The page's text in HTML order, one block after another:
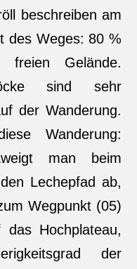
beschreiben am
des Weges: 80 %
Gelände.
sind sehr
der Wanderung.
Wanderung:
man beim
Lechepfad ab,
Wegpunkt (05)
Hochplateau,
der